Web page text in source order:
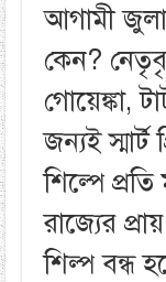
আগামী
কেন?
গোয়েঙ্কা,
জন্যই
শিল্পে
রাজ্যের
শিল্প বন্ধ